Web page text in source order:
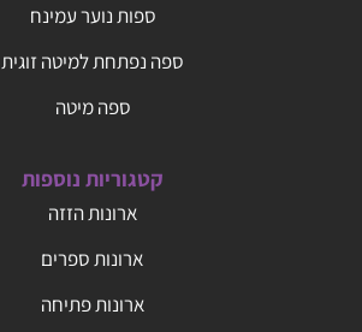
ספות נוער עמינח
ספה נפתחת למיטה זוגית
ספה מיטה
קטגוריות נוספות
ארונות הזזה
ארונות ספרים
ארונות פתיחה